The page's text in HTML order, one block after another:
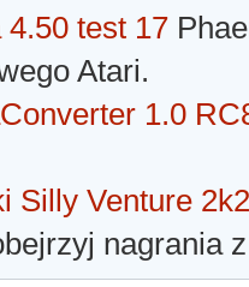
test 17
Atari.
1.0
Silly Venture
nagrania